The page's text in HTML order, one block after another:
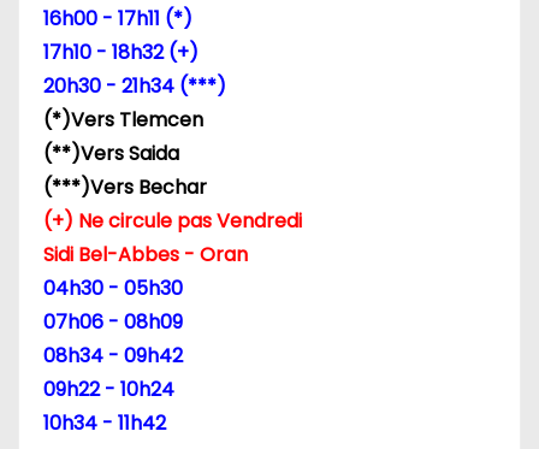
16h00 - 17h11 (*)
17h10 - 18h32 (+)
20h30 - 21h34 (***)
(*)Vers Tlemcen
(**)Vers Saida
(***)Vers Bechar
(+) Ne circule pas Vendredi
Sidi Bel-Abbes - Oran
04h30 - 05h30
07h06 - 08h09
08h34 - 09h42
09h22 - 10h24
10h34 - 11h42